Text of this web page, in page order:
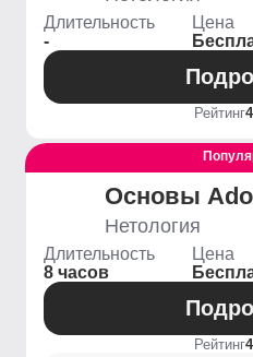
Длительность
-
Цена
Рейтинг
Основы
Нетология
Длительность
8 часов
Цена
Рейтинг